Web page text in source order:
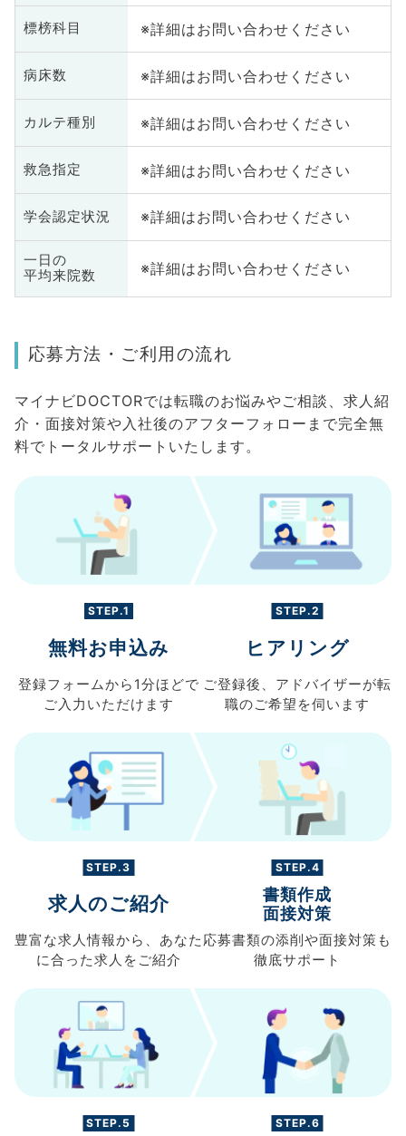
標榜科目 ※詳細はお問い合わせください
病床数 ※詳細はお問い合わせください
カルテ種別 ※詳細はお問い合わせください
救急指定 ※詳細はお問い合わせください
学会認定状況 ※詳細はお問い合わせください
一日の
平均来院数
※詳細はお問い合わせください
応募方法・ご利用の流れ
マイナビDOCTORでは転職のお悩みやご相談、求人紹
介・面接対策や入社後のアフターフォローまで完全無
料でトータルサポートいたします。
STEP.1
無料お申込み
登録フォームから 1分ほどで
ご入力 いただけます
STEP.2
ヒアリング
ご登録後、 アドバイザーが転
職のご希望を伺います
STEP.3
求人のご紹介
豊富な求人情報から、 あなた
に合った求人を ご紹介
STEP.4
書類作成
面接対策
応募書類の添削や面接対策も
徹底サポート
STEP.5 STEP.6